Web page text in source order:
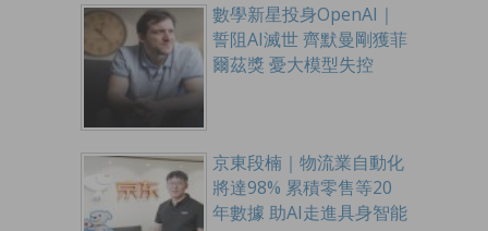
數學新星投身OpenAI｜
誓阻AI滅世 齊默曼剛獲菲
爾茲獎 憂大模型失控
京東段楠｜物流業自動化
將達98% 累積零售等20
年數據 助AI走進具身智能